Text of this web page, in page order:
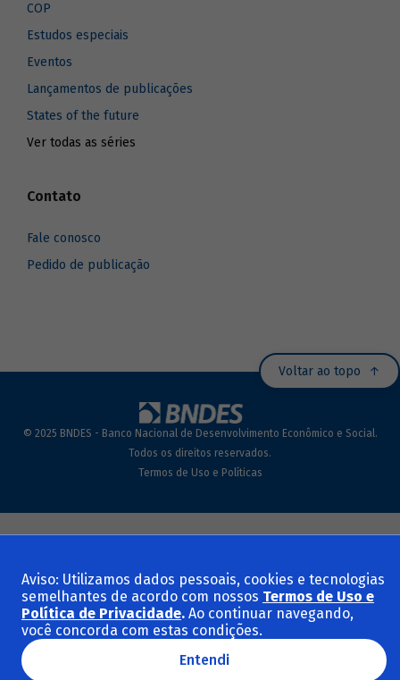
COP
Estudos especiais
Eventos
Lançamentos de publicações
States of the future
Ver todas as séries
Contato
Fale conosco
Pedido de publicação
Voltar ao topo
© 2025 BNDES - Banco Nacional de Desenvolvimento Econômico e Social.
Todos os direitos reservados.
Termos de Uso e Políticas
Aviso: Utilizamos dados pessoais, cookies e tecnologias
semelhantes de acordo com nossos Termos de Uso e
Política de Privacidade. Ao continuar navegando,
você concorda com estas condições.
Entendi